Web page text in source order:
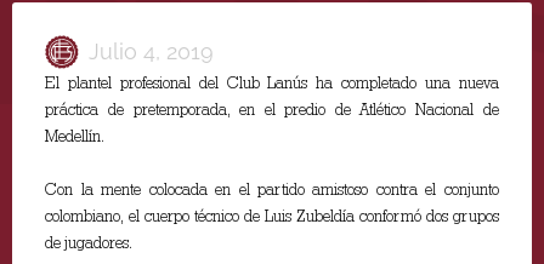
Julio 4, 2019
El plantel profesional del Club Lanús ha completado una nueva
práctica de pretemporada, en el predio de Atlético Nacional de
Medellín.
Con la mente colocada en el partido amistoso contra el conjunto
colombiano, el cuerpo técnico de Luis Zubeldía conformó dos grupos
de jugadores.